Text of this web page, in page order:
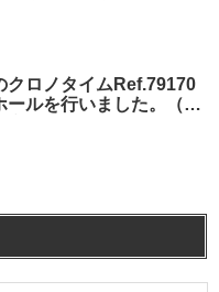
クロノタイムRef.79170
ールを行いました。（神